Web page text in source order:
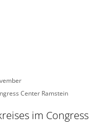
Center Ramstein
im Congress